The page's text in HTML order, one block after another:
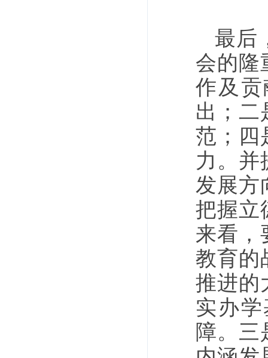
最后
会的隆
作及
出；二
范；四
力。并
发展方
把握立
来看，
教育的
推进的
实办
障。三